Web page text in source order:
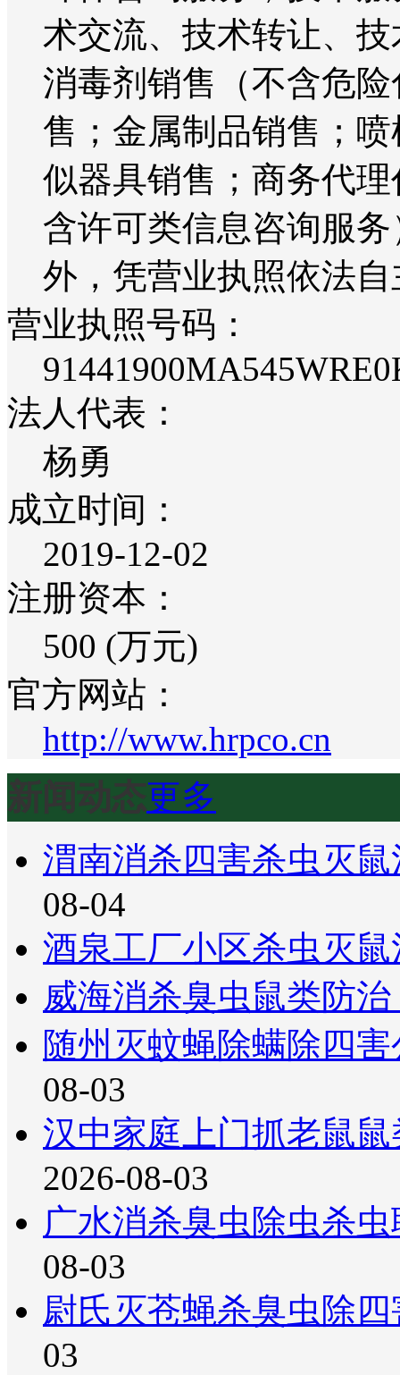
术交流、技术转让、
消毒剂销售（不含危
售；金属制品销售；
似器具销售；商务代
含许可类信息咨询服
外，凭营业执照依法
营业执照号码：
法人代表：
杨勇
成立时间：
2019-12-02
注册资本：
500 (万元)
官方网站：
http://www.hrpco.cn
新闻动态更多
渭南消杀四害杀虫灭
08-04
酒泉工厂小区杀虫灭
威海消杀臭虫鼠类防
随州灭蚊蝇除螨除四
08-03
汉中家庭上门抓老鼠
2026-08-03
广水消杀臭虫除虫杀
08-03
尉氏灭苍蝇杀臭虫除
03